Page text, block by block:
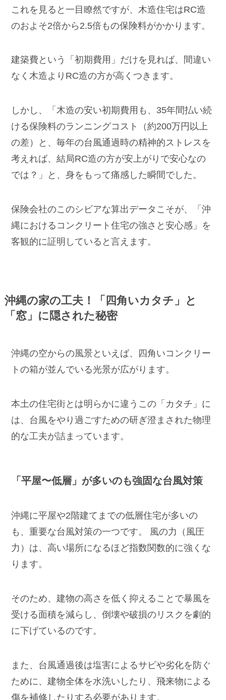
これを見ると一目瞭然ですが、木造住宅はRC造
のおよそ2倍から2.5倍もの保険料がかかります。
建築費という「初期費用」だけを見れば、間違い
なく木造よりRC造の方が高くつきます。
しかし、「木造の安い初期費用も、35年間払い続
ける保険料のランニングコスト（約200万円以上
の差）と、毎年の台風通過時の精神的ストレスを
考えれば、結局RC造の方が安上がりで安心なの
では？」と、身をもって痛感した瞬間でした。
保険会社のこのシビアな算出データこそが、「沖
縄におけるコンクリート住宅の強さと安心感」を
客観的に証明していると言えます。
沖縄の家の工夫！「四角いカタチ」と
「窓」に隠された秘密
沖縄の空からの風景といえば、四角いコンクリー
トの箱が並んでいる光景が広がります。
本土の住宅街とは明らかに違うこの「カタチ」に
は、台風をやり過ごすための研ぎ澄まされた物理
的な工夫が詰まっています。
「平屋〜低層」が多いのも強固な台風対策
沖縄に平屋や2階建てまでの低層住宅が多いの
も、重要な台風対策の一つです。 風の力（風圧
力）は、高い場所になるほど指数関数的に強くな
ります。
そのため、建物の高さを低く抑えることで暴風を
受ける面積を減らし、倒壊や破損のリスクを劇的
に下げているのです。
また、台風通過後は塩害によるサビや劣化を防ぐ
ために、建物全体を水洗いしたり、飛来物による
傷を補修したりする必要があります。